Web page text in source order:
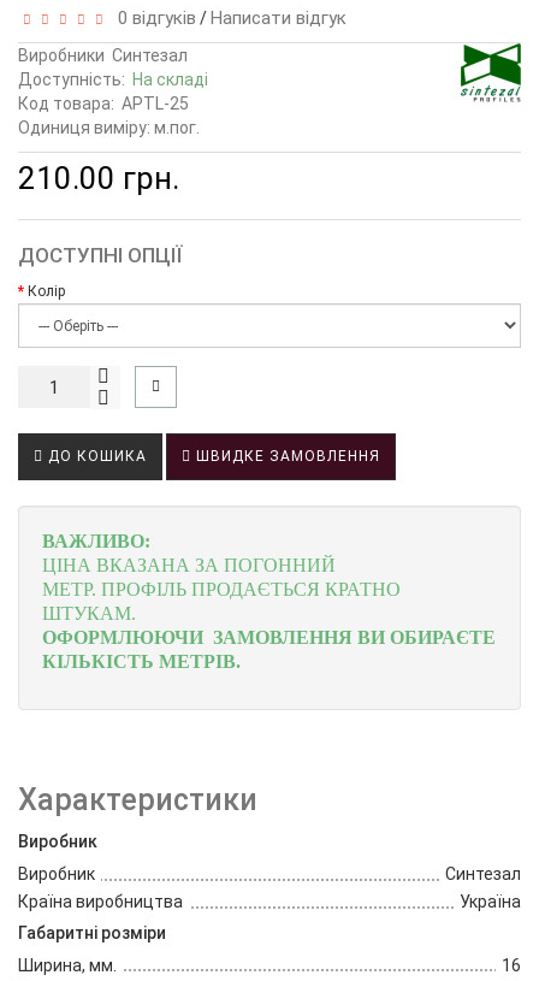
0 відгуків /Написати відгук
Виробники Синтезал
Доступність: На складі
Код товара: APTL-25
Одиниця виміру: м.пог.
210.00 грн.
ДОСТУПНІ ОПЦІЇ
Колір
ДО КОШИКА ШВИДКЕ ЗАМОВЛЕННЯ
ВАЖЛИВО:
ЦІНА ВКАЗАНА ЗА ПОГОННИЙ
МЕТР. ПРОФІЛЬ ПРОДАЄТЬСЯ КРАТНО
ШТУКАМ.
ОФОРМЛЮЮЧИ ЗАМОВЛЕННЯ ВИ ОБИРАЄТЕ
КІЛЬКІСТЬ МЕТРІВ.
Характеристики
Виробник
Виробник
Синтезал
Країна виробництва
Україна
Габаритні розміри
Ширина, мм.
16